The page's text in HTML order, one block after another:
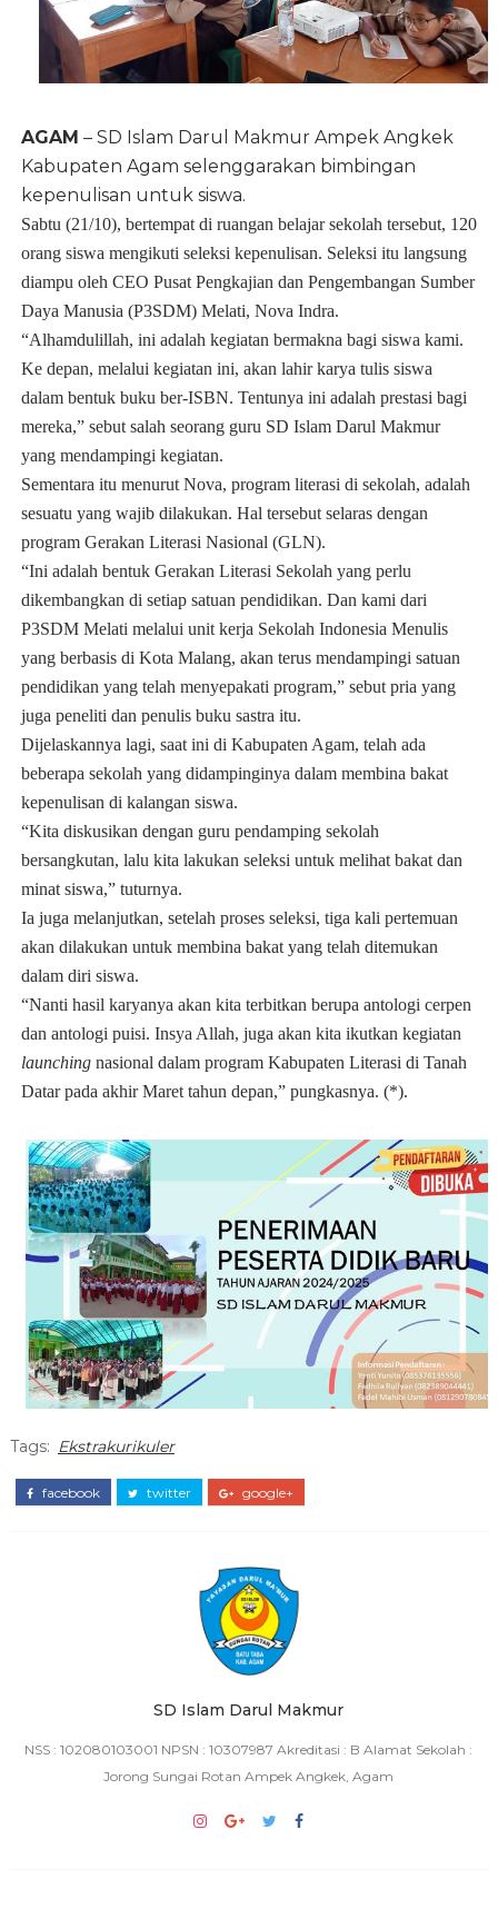
AGAM – SD Islam Darul Makmur Ampek Angkek
Kabupaten Agam selenggarakan bimbingan
kepenulisan untuk siswa.
Sabtu (21/10), bertempat di ruangan belajar sekolah tersebut, 120
orang siswa mengikuti seleksi kepenulisan. Seleksi itu langsung
diampu oleh CEO Pusat Pengkajian dan Pengembangan Sumber
Daya Manusia (P3SDM) Melati, Nova Indra.
“Alhamdulillah, ini adalah kegiatan bermakna bagi siswa kami.
Ke depan, melalui kegiatan ini, akan lahir karya tulis siswa
dalam bentuk buku ber-ISBN. Tentunya ini adalah prestasi bagi
mereka,” sebut salah seorang guru SD Islam Darul Makmur
yang mendampingi kegiatan.
Sementara itu menurut Nova, program literasi di sekolah, adalah
sesuatu yang wajib dilakukan. Hal tersebut selaras dengan
program Gerakan Literasi Nasional (GLN).
“Ini adalah bentuk Gerakan Literasi Sekolah yang perlu
dikembangkan di setiap satuan pendidikan. Dan kami dari
P3SDM Melati melalui unit kerja Sekolah Indonesia Menulis
yang berbasis di Kota Malang, akan terus mendampingi satuan
pendidikan yang telah menyepakati program,” sebut pria yang
juga peneliti dan penulis buku sastra itu.
Dijelaskannya lagi, saat ini di Kabupaten Agam, telah ada
beberapa sekolah yang didampinginya dalam membina bakat
kepenulisan di kalangan siswa.
“Kita diskusikan dengan guru pendamping sekolah
bersangkutan, lalu kita lakukan seleksi untuk melihat bakat dan
minat siswa,” tuturnya.
Ia juga melanjutkan, setelah proses seleksi, tiga kali pertemuan
akan dilakukan untuk membina bakat yang telah ditemukan
dalam diri siswa.
“Nanti hasil karyanya akan kita terbitkan berupa antologi cerpen
dan antologi puisi. Insya Allah, juga akan kita ikutkan kegiatan
launchingnasional dalam program Kabupaten Literasi di Tanah
Datar pada akhir Maret tahun depan,” pungkasnya. (*).
Tags: Ekstrakurikuler
facebook twitter google+
SD Islam Darul Makmur
NSS : 102080103001 NPSN : 10307987 Akreditasi : B Alamat Sekolah :
Jorong Sungai Rotan Ampek Angkek, Agam